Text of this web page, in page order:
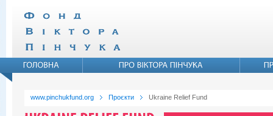
www.pinchukfund.org Проєкти Ukraine Relief Fund